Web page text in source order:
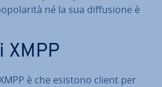
né la sua dif­fu­sio­ne è
XMPP
è che esistono client per